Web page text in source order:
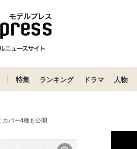
特集 ランキング ドラマ 人物
カバー4種も公開